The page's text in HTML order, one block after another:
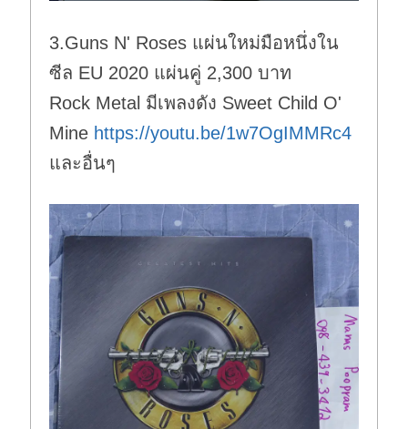
3.Guns N' Roses แผ่นใหม่มือหนึ่งใน
ซีล EU 2020 แผ่นคู่ 2,300 บาท
Rock Metal มีเพลงดัง Sweet Child O'
Mine https://youtu.be/1w7OgIMMRc4
และอื่นๆ